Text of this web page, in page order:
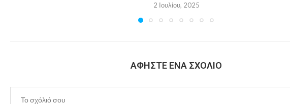
2 Ιουλίου, 2025
ΑΦΉΣΤΕ ΈΝΑ ΣΧΌΛΙΟ